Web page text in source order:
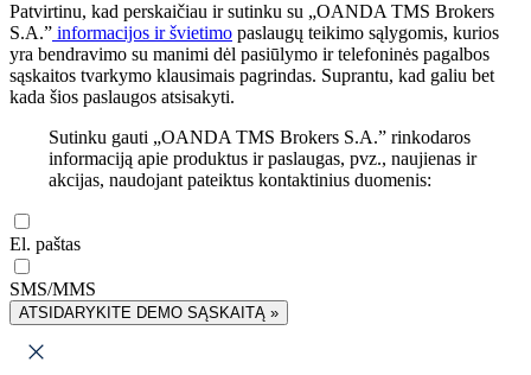
Patvirtinu, kad perskaičiau ir sutinku su „OANDA TMS Brokers
S.A.” informacijos ir švietimo paslaugų teikimo sąlygomis, kurios
yra bendravimo su manimi dėl pasiūlymo ir telefoninės pagalbos
sąskaitos tvarkymo klausimais pagrindas. Suprantu, kad galiu bet
kada šios paslaugos atsisakyti.
Sutinku gauti „OANDA TMS Brokers S.A.” rinkodaros
informaciją apie produktus ir paslaugas, pvz., naujienas ir
akcijas, naudojant pateiktus kontaktinius duomenis:
El. paštas
SMS/MMS
ATSIDARYKITE DEMO SĄSKAITĄ »